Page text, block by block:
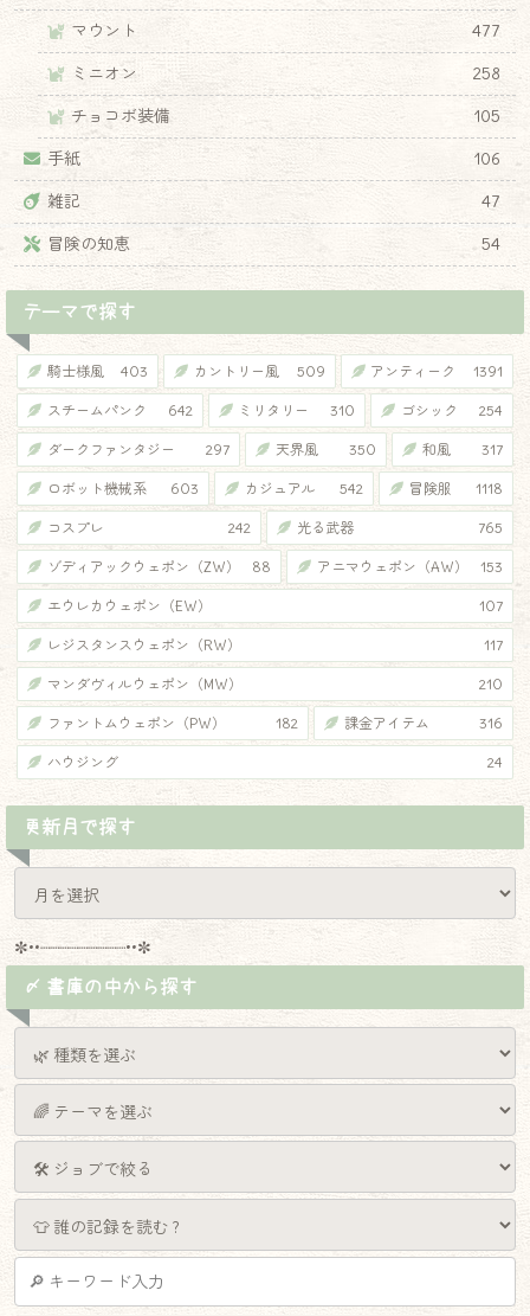
マウント
477
ミニオン
258
チョコボ装備
105
手紙
106
雑記
47
冒険の知恵
54
テーマで探す
騎士様風 403 カントリー風 509 アンティーク 1391
スチームパンク 642 ミリタリー 310 ゴシック 254
ダークファンタジー 297 天界風 350 和風 317
ロボット機械系 603 カジュアル 542 冒険服 1118
コスプレ 242 光る武器 765
ゾディアックウェポン（ZW） 88 アニマウェポン（AW） 153
エウレカウェポン（EW） 107
レジスタンスウェポン（RW） 117
マンダヴィルウェポン（MW） 210
ファントムウェポン（PW） 182 課金アイテム 316
ハウジング 24
更新月で探す
✼••┈┈┈┈┈┈┈┈┈••✼
〆 書庫の中から探す